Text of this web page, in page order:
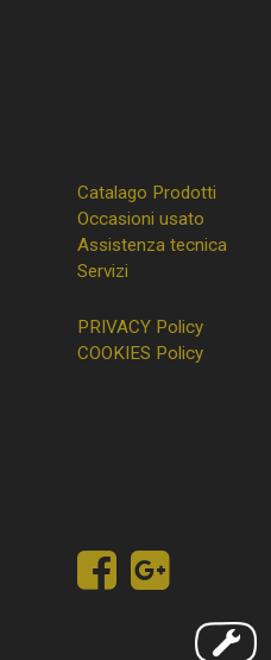
Catalago Prodotti
Occasioni usato
Assistenza tecnica
Servizi
PRIVACY Policy
COOKIES Policy